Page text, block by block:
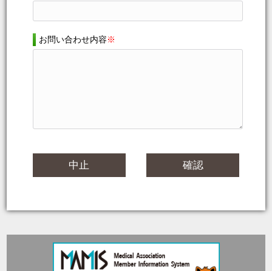
お問い合わせ内容※